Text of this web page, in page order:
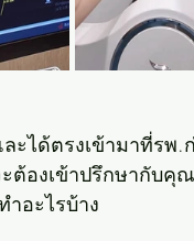
ละได้ตรงเข้ามาที่รพ
ต้องเข้าปรึกษากับคุ
ำอะไรบ้าง